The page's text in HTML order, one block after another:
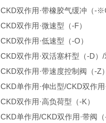
CKD双作用·带橡胶气缓冲（-
CKD双作用·微速型（-F）
CKD双作用·低速型（-O）
CKD双作用·双活塞杆型（-D）/
CKD双作用·带速度控制阀（-Z）
CKD单作用·伸出型/CKD双作用
CKD双作用·高负荷型（-K）
CKD单作用/CKD双作用·带阀（-